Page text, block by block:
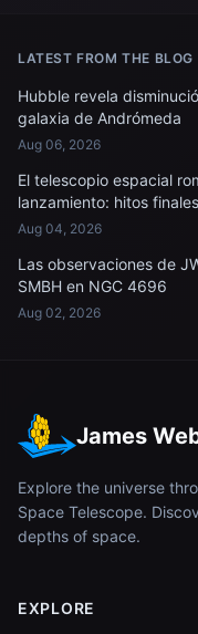
LATEST FROM THE BLOG
Hubble revela
galaxia de Andrómeda
Aug 06, 2026
El telescopio espacial
lanzamiento: hitos
Aug 04, 2026
Las observaciones de
SMBH en NGC 4696
Aug 02, 2026
James
Explore the universe
Space Telescope.
depths of space.
EXPLORE